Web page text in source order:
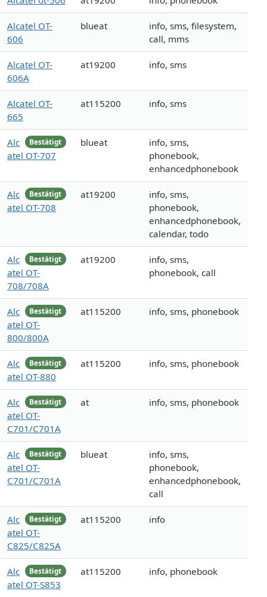
Alcatel OT-
606
blueat
info, sms, filesystem,
call, mms
Alcatel OT-
606A
at19200 info, sms
Alcatel OT-
665
at115200 info, sms
Bestätigt
Alc
atel OT-707
blueat
info, sms,
phonebook,
enhancedphonebook
Bestätigt
Alc
atel OT-708
at19200
info, sms,
phonebook,
enhancedphonebook,
calendar, todo
Bestätigt
Alc
atel OT-
708/708A
at19200
info, sms,
phonebook, call
Bestätigt
Alc
atel OT-
800/800A
at115200 info, sms, phonebook
Bestätigt
Alc
atel OT-880
at115200 info, sms, phonebook
Bestätigt
Alc
atel OT-
C701/C701A
at info, sms, phonebook
Bestätigt
Alc
atel OT-
C701/C701A
blueat
info, sms,
phonebook,
enhancedphonebook,
call
Bestätigt
Alc
atel OT-
C825/C825A
at115200 info
Bestätigt
Alc
atel OT-S853
at115200 info, phonebook